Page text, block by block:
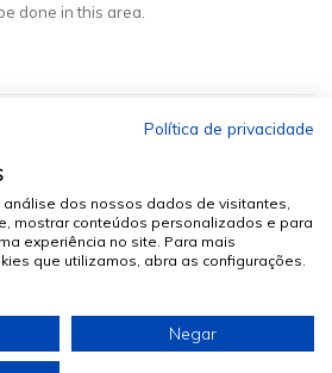
done in this area.
. Todos os Direitos Reservados
por
Política de privacidade
dos nossos dados de visitantes,
mostrar conteúdos personalizados e para
experiência no site. Para mais
que utilizamos, abra as configurações.
Negar